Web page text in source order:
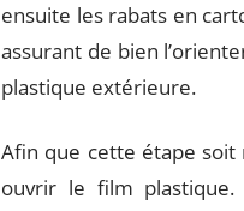
ensuite les rabats en
assurant de bien
plastique extérieure.
Afin que cette étape soit
ouvrir le film plastique.